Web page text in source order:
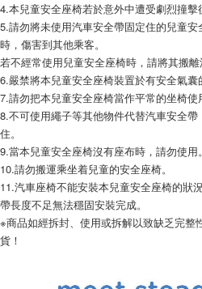
4.本兒童安全座椅若於意外中遭受劇烈撞擊
5.請勿將未使用汽車安全帶固定住的兒童
時，傷害到其他乘客。
若不經常使用兒童安全座椅時，請將其搬離
6.嚴禁將本兒童安全座椅裝置於有安全氣囊
7.請勿把本兒童安全座椅當作平常的坐椅使
8.不可使用繩子等其他物件代替汽車安全
住。
9.當本兒童安全座椅沒有座布時，請勿使用。
10.請勿搬運乘坐着兒童的安全座椅。
11.汽車座椅不能安裝本兒童安全座椅的狀
帶長度不足無法穩固安裝完成。
※商品如經拆封、使用或拆解以致缺乏完整
貨！